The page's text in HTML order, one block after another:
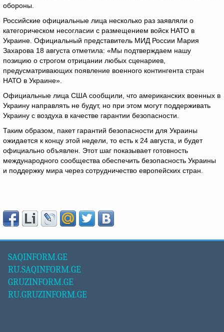
обороны.
Российские официальные лица несколько раз заявляли о
категорическом несогласии с размещением войск НАТО в
Украине. Официальный представитель МИД России Мария
Захарова 18 августа отметила: «Мы подтверждаем нашу
позицию о строгом отрицании любых сценариев,
предусматривающих появление военного контингента стран
НАТО в Украине».
Официальные лица США сообщили, что американских военных в
Украину направлять не будут, но при этом могут поддерживать
Украину с воздуха в качестве гарантии безопасности.
Таким образом, пакет гарантий безопасности для Украины
ожидается к концу этой недели, то есть к 24 августа, и будет
официально объявлен. Этот шаг показывает готовность
международного сообщества обеспечить безопасность Украины
и поддержку мира через сотрудничество европейских стран.
SAQINFORM.GE
RU.SAQINFORM.GE
GRUZINFORM.GE
RU.GRUZINFORM.GE